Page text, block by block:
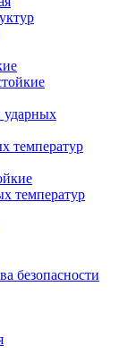
ударных
температур
температур
безопасности